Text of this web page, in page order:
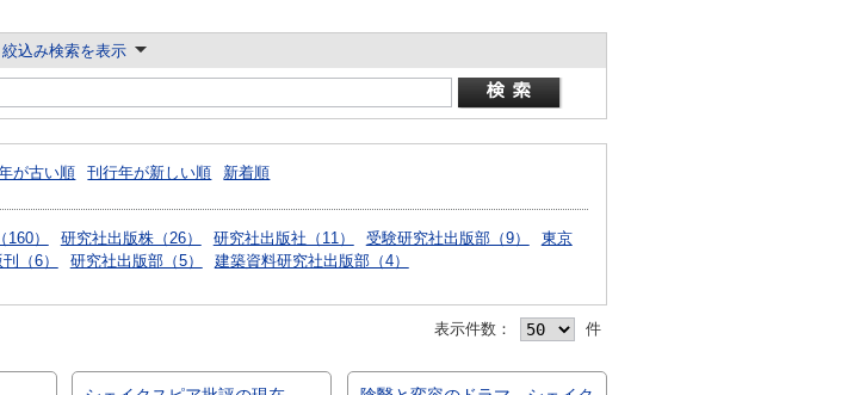
絞込み検索を表示
が古い順 刊行年が新しい順 新着順
） 研究社出版株（26） 研究社出版社（11） 受験研究社出版部（9）
東京
（6） 研究社出版部（5）
建築資料研究社出版部（4）
表示件数： 件